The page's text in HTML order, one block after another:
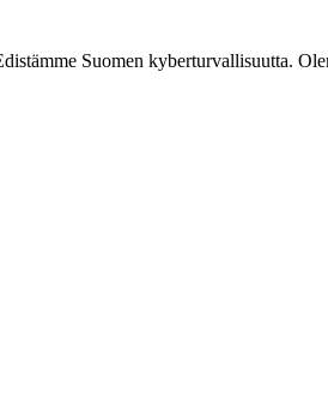
Suomen kyberturvallisuutta.